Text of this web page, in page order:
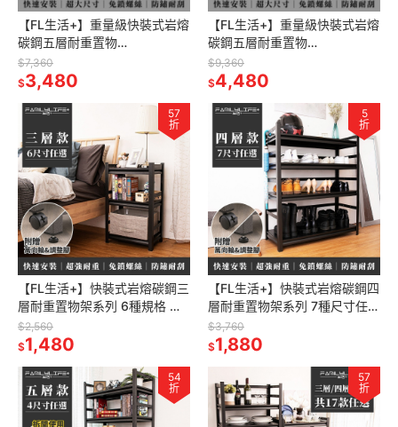
【FL生活+】重量級快裝式岩熔
碳鋼五層耐重置物
架-50*100*183(FL-281-A)免
螺絲 角鋼架 展示架 層架
$7,360
$3,480
【FL生活+】重量級快裝式岩熔
碳鋼五層耐重置物
架-50*150*183(FL-285) 免螺
絲 角鋼架 展示架 層架 廚
$9,360
$4,480
57
折
【FL生活+】快裝式岩熔碳鋼三
層耐重置物架系列 6種規格 免
螺絲角鋼 展示架 層架 置物架
廚房層架 廚房收納架 書櫃
$2,560
$1,480
5
折
【FL生活+】快裝式岩熔碳鋼四
層耐重置物架系列 7種尺寸任選
角鋼架 鐵架 貨架 鐵力士架 黑
色角鋼層架 陳列架 層櫃
$3,760
$1,880
54
折
57
折